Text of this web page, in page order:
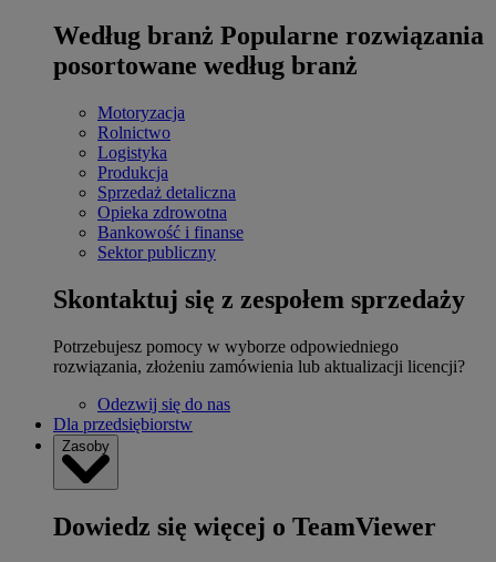
Według branż Popularne rozwiązania
posortowane według branż
Motoryzacja
Rolnictwo
Logistyka
Produkcja
Sprzedaż detaliczna
Opieka zdrowotna
Bankowość i finanse
Sektor publiczny
Skontaktuj się z zespołem sprzedaży
Potrzebujesz pomocy w wyborze odpowiedniego
rozwiązania, złożeniu zamówienia lub aktualizacji licencji?
Odezwij się do nas
Dla przedsiębiorstw
Zasoby
Dowiedz się więcej o TeamViewer